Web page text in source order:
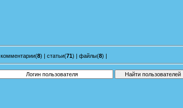
комментарии(8) | статьи(71) | файлы(8) |